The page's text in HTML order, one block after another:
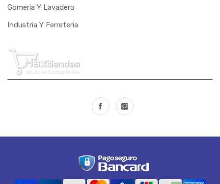
PEM
PERFIL
Gomeria Y Lavadero
Industria Y Ferreteria